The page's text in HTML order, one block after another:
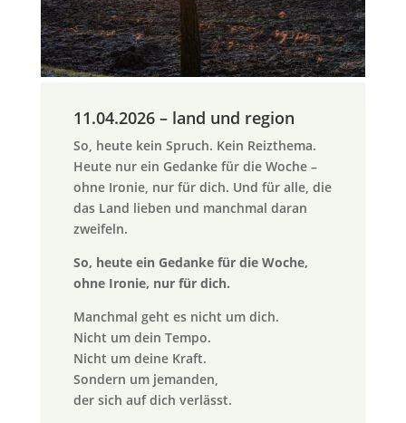
11.04.2026 – land und region
So, heute kein Spruch. Kein Reizthema.
Heute nur ein Gedanke für die Woche –
ohne Ironie, nur für dich. Und für alle, die
das Land lieben und manchmal daran
zweifeln.
So, heute ein Gedanke für die Woche,
ohne Ironie, nur für dich.
Manchmal geht es nicht um dich.
Nicht um dein Tempo.
Nicht um deine Kraft.
Sondern um jemanden,
der sich auf dich verlässt.